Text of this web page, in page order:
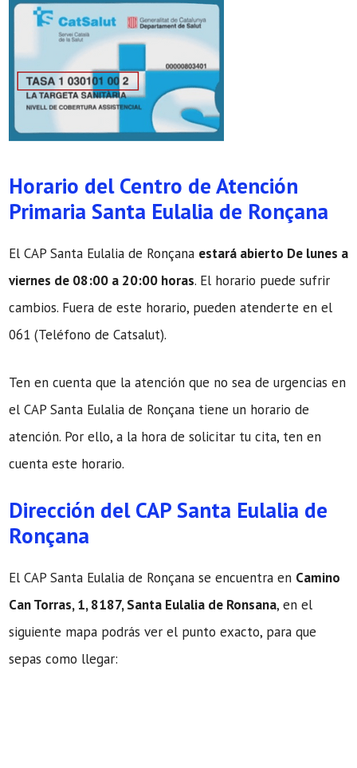
Horario del Centro de Atención
Primaria Santa Eulalia de Ronçana
El CAP Santa Eulalia de Ronçana estará abierto De lunes a
viernes de 08:00 a 20:00 horas. El horario puede sufrir
cambios. Fuera de este horario, pueden atenderte en el
061 (Teléfono de Catsalut).
Ten en cuenta que la atención que no sea de urgencias en
el CAP Santa Eulalia de Ronçana tiene un horario de
atención. Por ello, a la hora de solicitar tu cita, ten en
cuenta este horario.
Dirección del CAP Santa Eulalia de
Ronçana
El CAP Santa Eulalia de Ronçana se encuentra en Camino
Can Torras, 1, 8187, Santa Eulalia de Ronsana, en el
siguiente mapa podrás ver el punto exacto, para que
sepas como llegar: